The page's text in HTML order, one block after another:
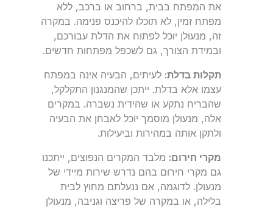
את המפתח בבית, ברחוב או ברכב, ללא
מפתח זמין, לא תוכלו להיכנס פנימה. במקרה
זה, מנעולן יוכל לפתוח את הדלת עבורכם,
ובמידת הצורך, גם לשכפל מפתחות חדשים.
תקלות בדלת: לעיתים, הבעיה אינה במפתח
עצמו אלא בדלת. ייתכן שהמנגנון התקלקל,
שהבריח נתקע או שהידית נשברה. במקרים
אלה, מנעולן מוסמך יוכל לאבחן את הבעיה
ולתקן אותה במהירות וביעילות.
מקרי חירום: מלבד המקרים הנפוצים, ייתכנו
גם מקרי חירום בהם נדרש שירות מיידי של
מנעולן. לדוגמה, אם ננעלתם מחוץ לבית
בלילה, או במקרה של פריצה וגניבה, מנעולן